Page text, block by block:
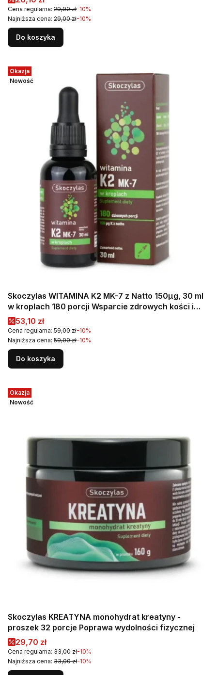
Cena regularna: 29,00 zł-10%
Najniższa cena: 29,00 zł-10%
Do koszyka
Okazja
Nowość
Skoczylas WITAMINA K2 MK-7 z Natto 150µg, 30 ml
w kroplach 180 porcji Wsparcie zdrowych kości i
prawidłowego krzepnięcia krwi
Cena promocyjna
53,10 zł
Cena regularna: 59,00 zł-10%
Najniższa cena: 59,00 zł-10%
Do koszyka
Okazja
Nowość
Skoczylas KREATYNA monohydrat kreatyny -
proszek 32 porcje Poprawa wydolności fizycznej
Cena promocyjna
29,70 zł
Cena regularna: 33,00 zł-10%
Najniższa cena: 33,00 zł-10%